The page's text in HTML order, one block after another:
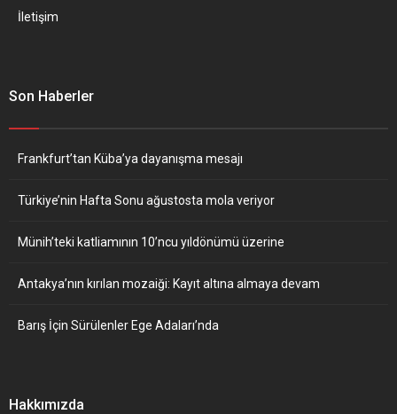
İletişim
Son Haberler
Frankfurt’tan Küba’ya dayanışma mesajı
Türkiye’nin Hafta Sonu ağustosta mola veriyor
Münih’teki katliamının 10’ncu yıldönümü üzerine
Antakya’nın kırılan mozaiği: Kayıt altına almaya devam
Barış İçin Sürülenler Ege Adaları’nda
Hakkımızda